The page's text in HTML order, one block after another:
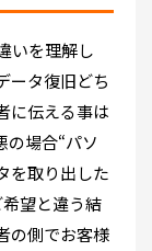
いを理解し
ータ復旧どち
に伝える事は
の場合“パソ
を取り出した
望と違う結
の側でお客様